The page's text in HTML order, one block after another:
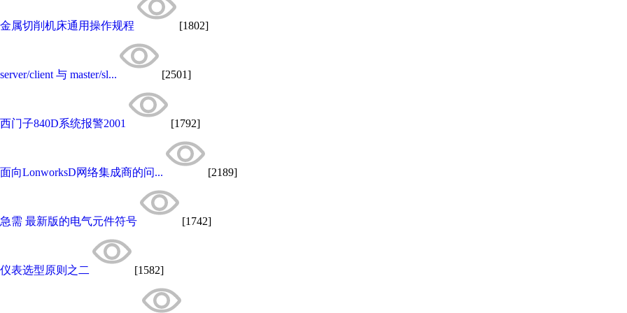
金属切削机床通用操作规程 [1802]
server/client 与 master/sl... [2501]
西门子840D系统报警2001 [1792]
面向LonworksD网络集成商的问... [2189]
急需 最新版的电气元件符号 [1742]
仪表选型原则之二 [1582]